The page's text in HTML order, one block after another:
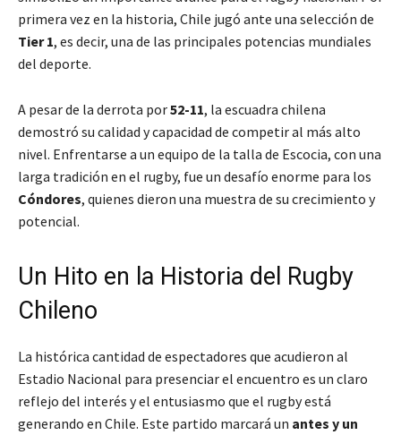
primera vez en la historia, Chile jugó ante una selección de
Tier 1, es decir, una de las principales potencias mundiales
del deporte.
A pesar de la derrota por52-11, la escuadra chilena
demostró su calidad y capacidad de competir al más alto
nivel. Enfrentarse a un equipo de la talla de Escocia, con una
larga tradición en el rugby, fue un desafío enorme para los
Cóndores, quienes dieron una muestra de su crecimiento y
potencial.
Un Hito en la Historia del Rugby
Chileno
La histórica cantidad de espectadores que acudieron al
Estadio Nacional para presenciar el encuentro es un claro
reflejo del interés y el entusiasmo que el rugby está
generando en Chile. Este partido marcará un antes y un